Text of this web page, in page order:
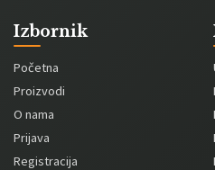
Izbornik
Početna
Proizvodi
O nama
Prijava
Registracija